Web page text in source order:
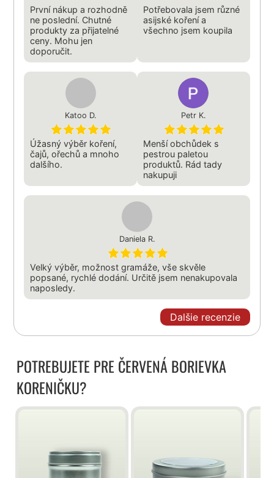
První nákup a rozhodně
ne poslední. Chutné
produkty za přijatelné
ceny. Mohu jen
doporučit.
Potřebovala jsem různé
asijské koření a
všechno jsem koupila
Katoo D.
Úžasný výběr koření,
čajů, ořechů a mnoho
dalšího.
Petr K.
Menší obchůdek s
pestrou paletou
produktů. Rád tady
nakupuji
Daniela R.
Velký výběr, možnost gramáže, vše skvěle
popsané, rychlé dodání. Určitě jsem nenakupovala
naposledy.
Dalšie recenzie
POTREBUJETE PRE ČERVENÁ BORIEVKA
KORENIČKU?